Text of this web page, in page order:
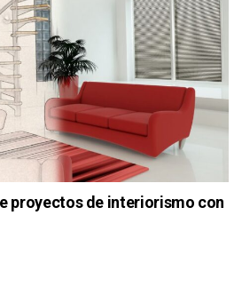
proyectos de interiorismo con